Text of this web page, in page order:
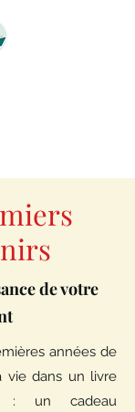
de votre
années de
vie dans un livre
: un cadeau